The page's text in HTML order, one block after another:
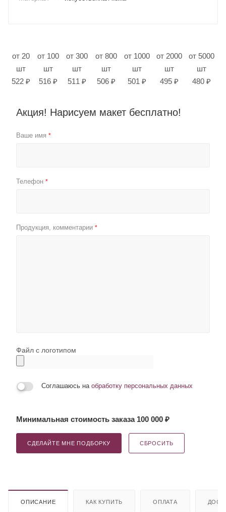
от 20
шт
522 ₽
от 100
шт
516 ₽
от 300
шт
511 ₽
от 800
шт
506 ₽
от 1000
шт
501 ₽
от 2000
шт
495 ₽
от 5000
шт
480 ₽
Акция! Нарисуем макет бесплатно!
Ваше имя *
Телефон *
Продукция, комментарии *
Файл с логотипом
Соглашаюсь на обработку персональных данных
Минимальная стоимость заказа 100 000 ₽
СДЕЛАЙТЕ МНЕ ПОДБОРКУ СБРОСИТЬ
ОПИСАНИЕ КАК КУПИТЬ ОПЛАТА